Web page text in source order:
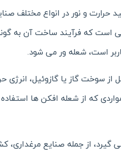
حرارت و نور در انواع مختلف
است که فرآیند ساخت آن به
است، شعله ور می شود.
از سوخت گاز یا گازوئیل،
که از شعله افکن ها
گیرد، از جمله صنایع